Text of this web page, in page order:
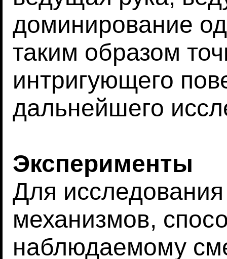
доминирование
таким образом
интригующего
дальнейшего
Эксперименты
Для
механизмов,
наблюдаемому